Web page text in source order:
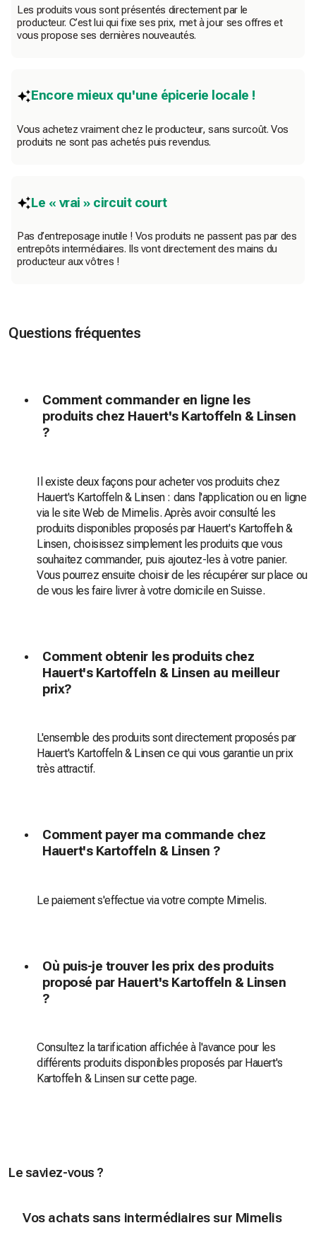
Les produits vous sont présentés directement par le
producteur. C’est lui qui fixe ses prix, met à jour ses offres et
vous propose ses dernières nouveautés.
Encore mieux qu'une épicerie locale !
Vous achetez vraiment chez le producteur, sans surcoût. Vos
produits ne sont pas achetés puis revendus.
Le « vrai » circuit court
Pas d’entreposage inutile ! Vos produits ne passent pas par des
entrepôts intermédiaires. Ils vont directement des mains du
producteur aux vôtres !
Questions fréquentes
Comment commander en ligne les
produits chez Hauert's Kartoffeln & Linsen
?
Il existe deux façons pour acheter vos produits chez
Hauert's Kartoffeln & Linsen : dans l'application ou en ligne
via le site Web de Mimelis. Après avoir consulté les
produits disponibles proposés par Hauert's Kartoffeln &
Linsen, choisissez simplement les produits que vous
souhaitez commander, puis ajoutez-les à votre panier.
Vous pourrez ensuite choisir de les récupérer sur place ou
de vous les faire livrer à votre domicile en Suisse.
Comment obtenir les produits chez
Hauert's Kartoffeln & Linsen au meilleur
prix?
L'ensemble des produits sont directement proposés par
Hauert's Kartoffeln & Linsen ce qui vous garantie un prix
très attractif.
Comment payer ma commande chez
Hauert's Kartoffeln & Linsen ?
Le paiement s'effectue via votre compte Mimelis.
Où puis-je trouver les prix des produits
proposé par Hauert's Kartoffeln & Linsen
?
Consultez la tarification affichée à l'avance pour les
différents produits disponibles proposés par Hauert's
Kartoffeln & Linsen sur cette page.
Le saviez-vous ?
Vos achats sans intermédiaires sur Mimelis